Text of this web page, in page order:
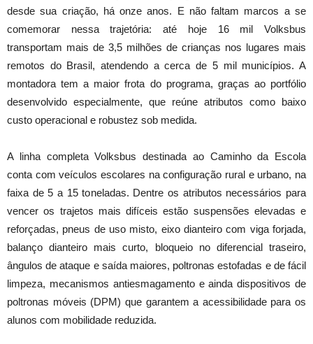
desde sua criação, há onze anos. E não faltam marcos a se
comemorar nessa trajetória: até hoje 16 mil Volksbus
transportam mais de 3,5 milhões de crianças nos lugares mais
remotos do Brasil, atendendo a cerca de 5 mil municípios. A
montadora tem a maior frota do programa, graças ao portfólio
desenvolvido especialmente, que reúne atributos como baixo
custo operacional e robustez sob medida.
A linha completa Volksbus destinada ao Caminho da Escola
conta com veículos escolares na configuração rural e urbano, na
faixa de 5 a 15 toneladas. Dentre os atributos necessários para
vencer os trajetos mais difíceis estão suspensões elevadas e
reforçadas, pneus de uso misto, eixo dianteiro com viga forjada,
balanço dianteiro mais curto, bloqueio no diferencial traseiro,
ângulos de ataque e saída maiores, poltronas estofadas e de fácil
limpeza, mecanismos antiesmagamento e ainda dispositivos de
poltronas móveis (DPM) que garantem a acessibilidade para os
alunos com mobilidade reduzida.